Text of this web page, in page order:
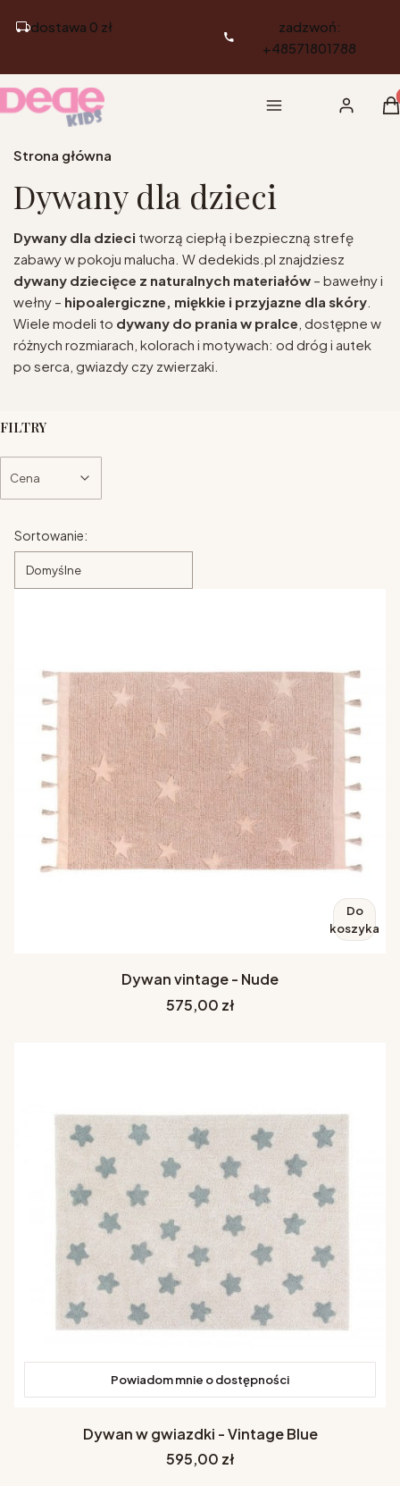
dostawa 0 zł
zadzwoń:
+48571801788
Menu Zaloguj się
Strona główna
Dywany dla dzieci
Dywany dla dzieci tworzą ciepłą i bezpieczną strefę
zabawy w pokoju malucha. W dedekids.pl znajdziesz
dywany dziecięce z naturalnych materiałów – bawełny i
wełny – hipoalergiczne, miękkie i przyjazne dla skóry
Wiele modeli to dywany do prania w pralce , dostępne w
różnych rozmiarach, kolorach i motywach: od dróg i autek
po serca, gwiazdy czy zwierzaki.
FILTRY
Cena
Lista produktów
Sortowanie:
Domyślne
Do
koszyka
Dywan vintage - Nude
Cena
575,00 zł
Powiadom mnie o dostępności
Dywan w gwiazdki - Vintage Blue
Cena
595,00 zł